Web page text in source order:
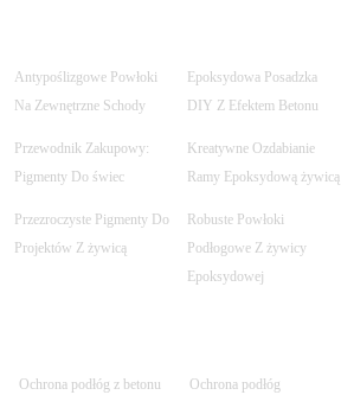
Antypoślizgowe Powłoki
Na Zewnętrzne Schody
Epoksydowa Posadzka
DIY Z Efektem Betonu
Przewodnik Zakupowy:
Pigmenty Do świec
Kreatywne Ozdabianie
Ramy Epoksydową żywicą
Przezroczyste Pigmenty Do
Projektów Z żywicą
Robuste Powłoki
Podłogowe Z żywicy
Epoksydowej
Ochrona podłóg z betonu
Ochrona podłóg